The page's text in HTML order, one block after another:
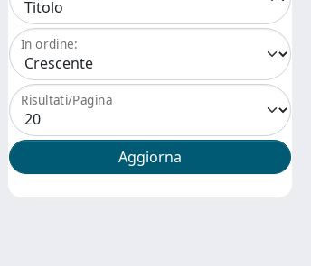
In ordine:
Risultati/Pagina